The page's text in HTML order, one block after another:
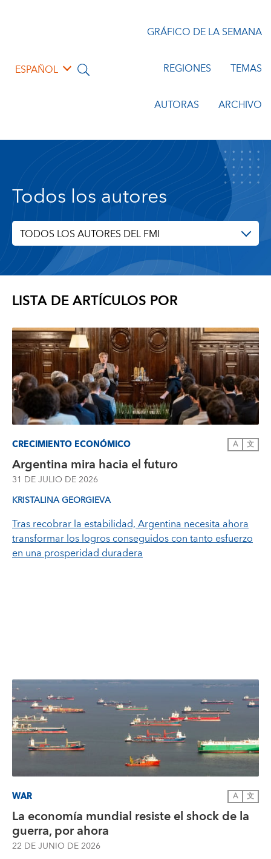
ESPAÑOL
GRÁFICO DE LA SEMANA
REGIONES TEMAS
AUTORAS ARCHIVO
Todos los autores
TODOS LOS AUTORES DEL FMI
LISTA DE ARTÍCULOS POR
CRECIMIENTO ECONÓMICO A 文
Argentina mira hacia el futuro
31 DE JULIO DE 2026
KRISTALINA GEORGIEVA
Tras recobrar la estabilidad, Argentina necesita ahora
transformar los logros conseguidos con tanto esfuerzo
en una prosperidad duradera
WAR A 文
La economía mundial resiste el shock de la
guerra, por ahora
22 DE JUNIO DE 2026